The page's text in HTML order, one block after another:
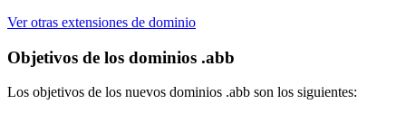
Ver otras extensiones de dominio
Objetivos de los dominios .abb
Los objetivos de los nuevos dominios .abb son los siguientes: